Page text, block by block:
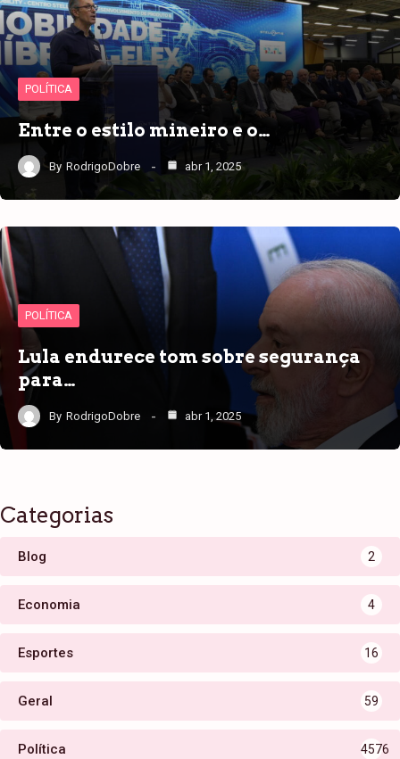
POLÍTICA
Entre o estilo mineiro e o…
By RodrigoDobre abr 1, 2025
POLÍTICA
Lula endurece tom sobre segurança
para…
By RodrigoDobre abr 1, 2025
Categorias
Blog 2
Economia 4
Esportes 16
Geral 59
Política 4576